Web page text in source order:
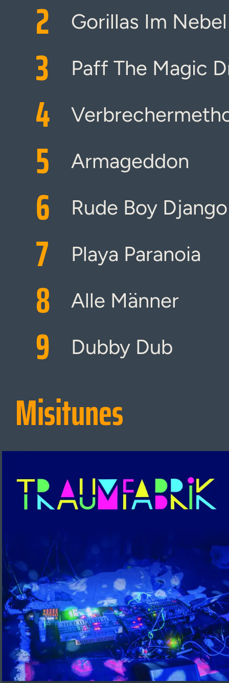
2
Gorillas Im Nebel
3 Paff The Magic
4
5 Armageddon
6 Rude Boy
7 Playa Paranoia
8 Alle Männer
9 Dubby Dub
Misitunes